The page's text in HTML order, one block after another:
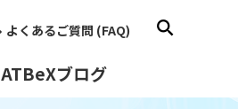
よくあるご質問 (FAQ)
ATBeXブログ